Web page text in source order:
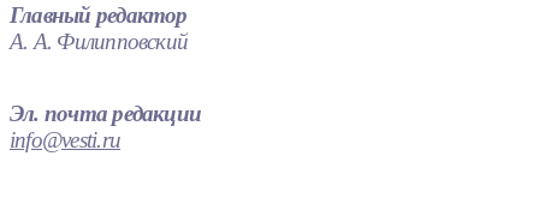
Главный редактор
А. А. Филипповский
Эл. почта редакции
info@vesti.ru